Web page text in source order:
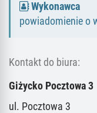
Wykonawca
powiadomienie o
Kontakt do biura:
Giżycko Pocztowa 3
ul. Pocztowa 3